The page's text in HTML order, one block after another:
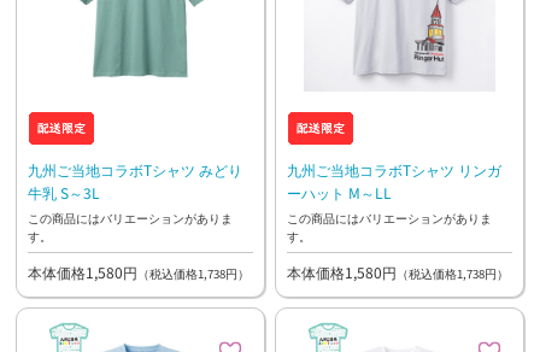
九州ご当地コラボTシャツ みどり
牛乳 S～3L
この商品にはバリエーションがありま
す。
本体価格1,580円 （税込価格1,738円）
九州ご当地コラボTシャツ リンガ
ーハット M～LL
この商品にはバリエーションがありま
す。
本体価格1,580円 （税込価格1,738円）